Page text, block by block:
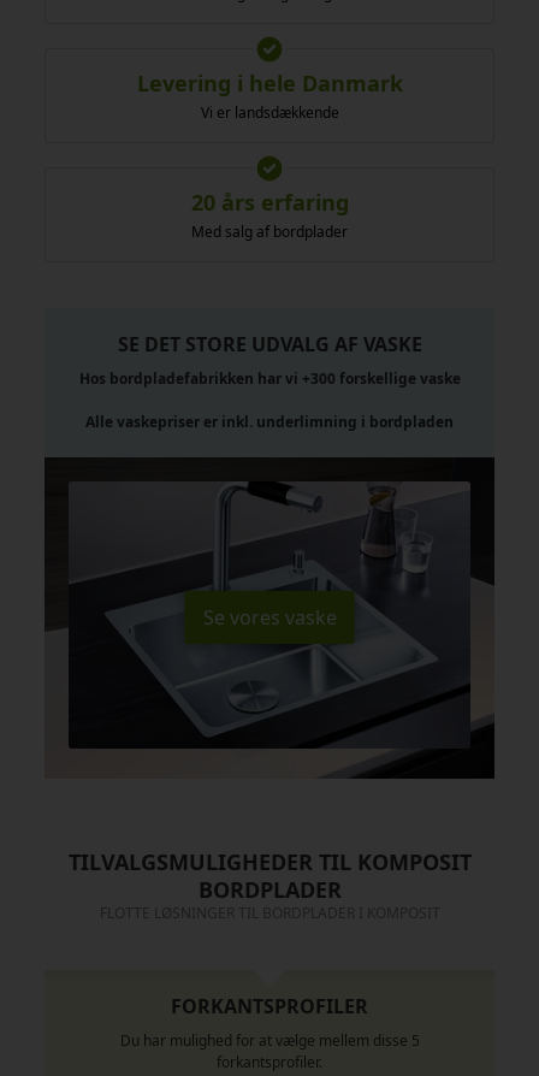
Levering i hele Danmark
Vi er landsdækkende
20 års erfaring
Med salg af bordplader
SE DET STORE UDVALG AF VASKE
Hos bordpladefabrikken har vi +300 forskellige vaske
Alle vaskepriser er inkl. underlimning i bordpladen
Se vores vaske
TILVALGSMULIGHEDER TIL KOMPOSIT
BORDPLADER
FORKANTSPROFILER
Du har mulighed for at vælge mellem disse 5
forkantsprofiler.